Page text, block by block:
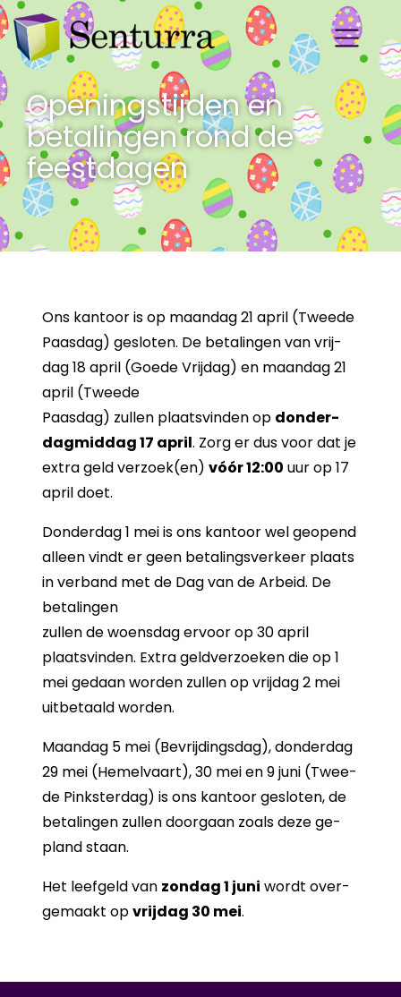
Openingstijden en
betalingen rond de
feestdagen
Ons kan­toor is op maan­dag 21 april (Twee­de
Paas­dag) ge­slo­ten. De be­ta­lin­gen van vrij­
dag 18 april (Goede Vrij­dag) en maan­dag 21
april (Twee­de
Paas­dag) zul­len plaats­vin­den op don­der­
dag­mid­dag 17 april. Zorg er dus voor dat je
extra geld ver­zoek(en) vóór 12:00 uur op 17
april doet.
Don­der­dag 1 mei is ons kan­toor wel ge­o­pend
al­leen vindt er geen be­ta­lings­ver­keer plaats
in ver­band met de Dag van de Ar­beid. De
be­ta­lin­gen
zul­len de woens­dag er­voor op 30 april
plaats­vin­den. Extra geld­ver­zoe­ken die op 1
mei ge­daan wor­den zul­len op vrij­dag 2 mei
uit­be­taald wor­den.
Maan­dag 5 mei (Be­vrij­dings­dag), don­der­dag
29 mei (He­mel­vaart), 30 mei en 9 juni (Twee­
de Pink­ster­dag) is ons kan­toor ge­slo­ten, de
be­ta­lin­gen zul­len door­gaan zoals deze ge­
pland staan.
Het leef­geld van zon­dag 1 juni wordt over­
ge­maakt opvrij­dag 30 mei.